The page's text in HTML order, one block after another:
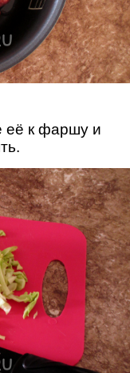
её к фаршу и